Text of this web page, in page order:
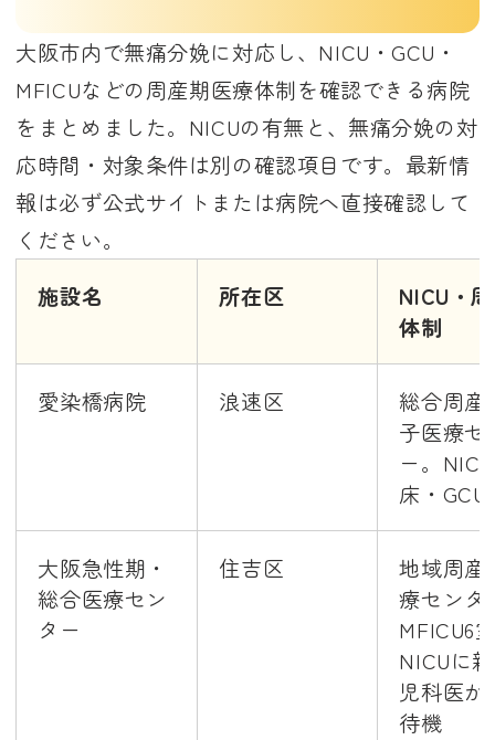
NICUがある病院を選ぶときの
注意点
NICUを備えた無痛分娩対応病
院を比較するときのチェックリ
スト
まとめ
大阪市内で無痛分娩に対応し、NICU・GCU・
MFICUなどの周産期医療体制を確認できる病院
をまとめました。NICUの有無と、無痛分娩の対
応時間・対象条件は別の確認項目です。最新情
報は必ず公式サイトまたは病院へ直接確認して
ください。
施設名
所在区
NICU・
体制
愛染橋病院 浪速区
総合周産
子医療セ
ー。
床・
大阪急性期・
総合医療セン
ター
住吉区
地域周産
療センタ
MFICU6
NICUに
児科医が
待機